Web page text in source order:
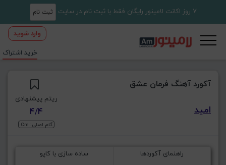
7 روز اکانت لامینور رایگان فقط با ثبت نام در سایت ثبت نام
وارد شوید
خرید اشتراک
آکورد آهنگ فرمان عشق
امید
ریتم پیشنهادی
4/4
گام اصلی: Cm
راهنمای آکوردها ساده سازی با کاپو